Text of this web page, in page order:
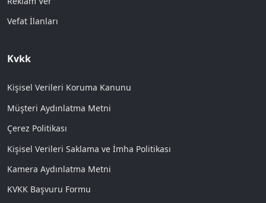
Vefat İlanları
Kvkk
Kişisel Verileri Koruma Kanunu
Müşteri Aydınlatma Metni
Çerez Politikası
Kişisel Verileri Saklama ve İmha Politikası
Kamera Aydınlatma Metni
KVKK Başvuru Formu